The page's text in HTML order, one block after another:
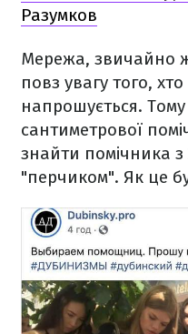
Разумков
Мережа, звичайно
повз увагу того,
напрошується. Тому
сантиметрової
знайти помічника
"перчиком". Як це